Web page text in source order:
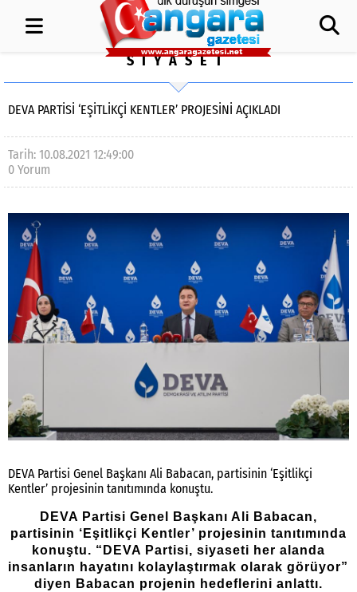
SİYASET
DEVA PARTİSİ ‘EŞİTLİKÇİ KENTLER’ PROJESİNİ AÇIKLADI
Tarih: 10.08.2021 12:49:00
0 Yorum
DEVA Partisi Genel Başkanı Ali Babacan, partisinin ‘Eşitlikçi
Kentler’ projesinin tanıtımında konuştu.
DEVA Partisi Genel Başkanı Ali Babacan,
partisinin ‘Eşitlikçi Kentler’ projesinin tanıtımında
konuştu. “DEVA Partisi, siyaseti her alanda
insanların hayatını kolaylaştırmak olarak görüyor”
diyen Babacan projenin hedeflerini anlattı.